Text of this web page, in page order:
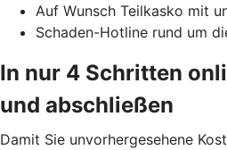
Auf Wunsch Teilkasko mit
Schaden-Hotline rund um
In nur 4 Schritten
und abschließen
Damit Sie unvorhergesehene